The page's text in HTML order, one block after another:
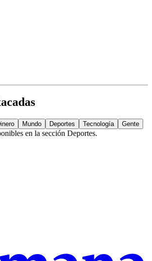
Mundo Deportes Tecnología Gente
en la sección Deportes.